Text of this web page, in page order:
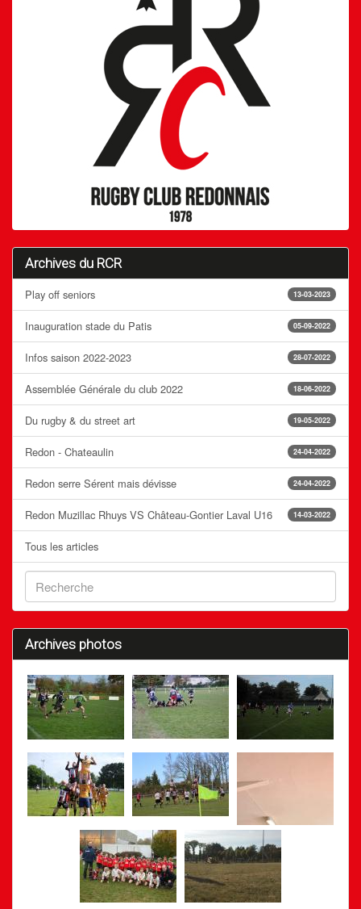
Archives du RCR
13-03-2023
Play off seniors
05-09-2022
Inauguration stade du Patis
28-07-2022
Infos saison 2022-2023
18-06-2022
Assemblée Générale du club 2022
19-05-2022
Du rugby & du street art
24-04-2022
Redon - Chateaulin
24-04-2022
Redon serre Sérent mais dévisse
14-03-2022
Redon Muzillac Rhuys VS Château-Gontier Laval U16
Tous les articles
Archives photos